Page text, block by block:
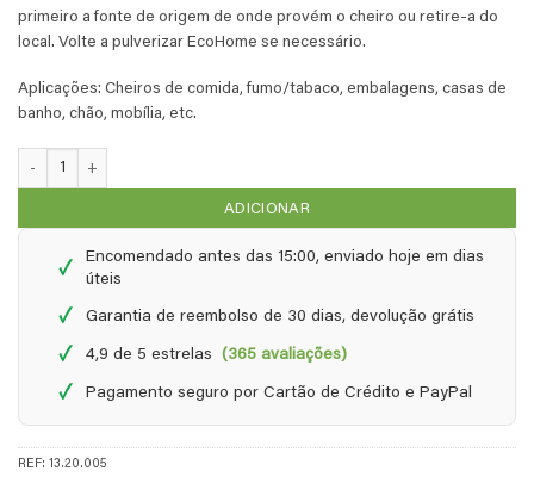
primeiro a fonte de origem de onde provém o cheiro ou retire-a do
local. Volte a pulverizar EcoHome se necessário.
Aplicações: Cheiros de comida, fumo/tabaco, embalagens, casas de
banho, chão, mobília, etc.
ADICIONAR
✓
Encomendado antes das 15:00, enviado hoje em dias
úteis
✓ Garantia de reembolso de 30 dias, devolução grátis
✓ 4,9 de 5 estrelas(365 avaliações)
✓ Pagamento seguro por Cartão de Crédito e PayPal
REF: 13.20.005